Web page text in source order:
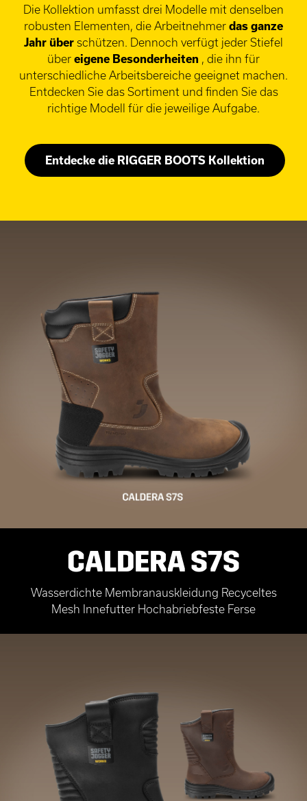
Die Kollektion umfasst drei Modelle mit denselben
robusten Elementen, die Arbeitnehmer das ganze
Jahr über schützen. Dennoch verfügt jeder Stiefel
über eigene Besonderheiten , die ihn für
unterschiedliche Arbeitsbereiche geeignet machen.
Entdecken Sie das Sortiment und finden Sie das
richtige Modell für die jeweilige Aufgabe.
Entdecke die RIGGER BOOTS Kollektion
CALDERA S7S
Wasserdichte Membranauskleidung Recyceltes
Mesh Innefutter Hochabriebfeste Ferse